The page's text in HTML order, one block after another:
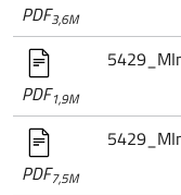
PDF3,6M
PDF1,9M
PDF7,5M